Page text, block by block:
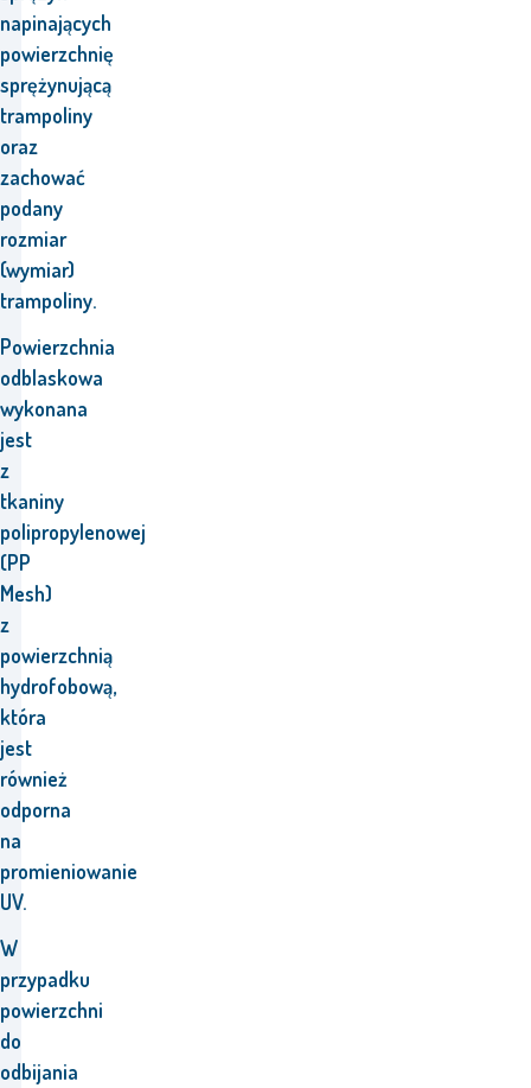
napinających
powierzchnię
sprężynującą
trampoliny
oraz
zachować
podany
rozmiar
(wymiar)
trampoliny.
Powierzchnia
odblaskowa
wykonana
jest
z
tkaniny
polipropylenowej
(PP
Mesh)
z
powierzchnią
hydrofobową,
która
jest
również
odporna
na
promieniowanie
UV.
W
przypadku
powierzchni
do
odbijania